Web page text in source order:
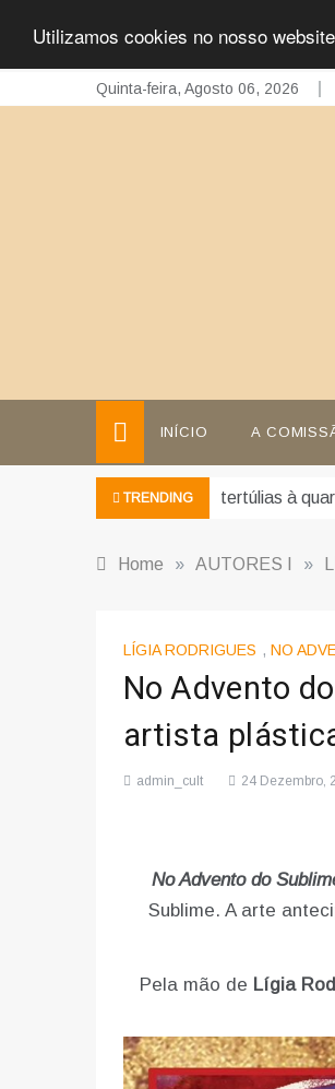
Utilizamos cookies no nosso
to
Quinta-feira, Agosto 06, 2026
INÍCIO A
TRENDING tertúlias à
Home » AUTORES I »
LÍGIA RODRIGUES , NO
No Advento
artista
admin_cult 24 Dezembro,
No Advento do
Sublime. A arte
Pela mão de Lígia